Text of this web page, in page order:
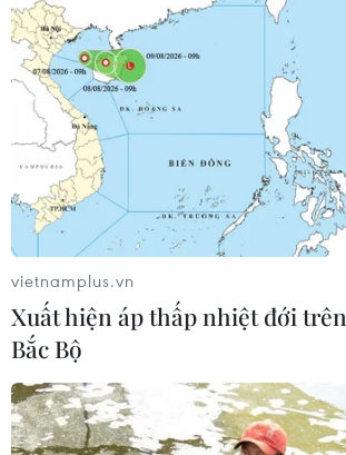
Làn sóng phản đối lan
khắp châu Âu, FIFA đối
Nhận
vs Timor
vietnamplus.vn
Xuất hiện áp thấp nhiệt đới
Bắc Bộ